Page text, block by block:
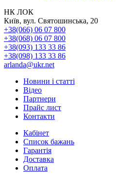
НК ЛОК
Київ, вул. Святошинська, 20
+38(066) 06 07 800
+38(068) 06 07 800
+38(093) 133 33 86
+38(098) 133 33 86
arlanda@ukr.net
Новини і статті
Відео
Партнери
Прайс лист
Контакти
Кабінет
Список бажань
Гарантія
Доставка
Оплата